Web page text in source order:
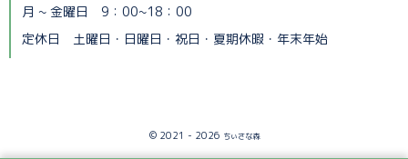
月 ~ 金曜日 9：00~18：00
定休日 土曜日・日曜日・祝日・夏期休暇・年末年始
© 2021 - 2026 ちぃさな森